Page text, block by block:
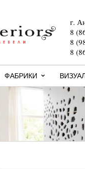
г.
8
8
8
ФАБРИКИ